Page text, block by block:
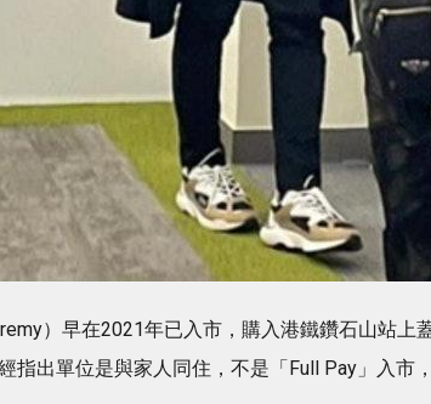
）早在2021年已入市，購入港鐵鑽石山站上
指出單位是與家人同住，不是「Full Pay」入市